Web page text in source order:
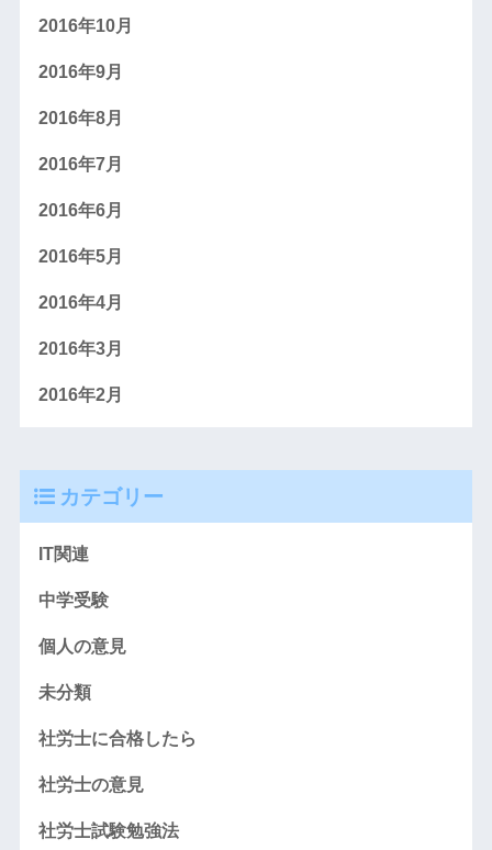
2016年10月
2016年9月
2016年8月
2016年7月
2016年6月
2016年5月
2016年4月
2016年3月
2016年2月
カテゴリー
IT関連
中学受験
個人の意見
未分類
社労士に合格したら
社労士の意見
社労士試験勉強法